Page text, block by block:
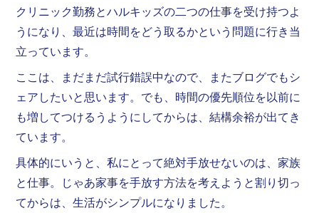
クリニック勤務とハルキッズの二つの仕事を受け持つよ
うになり、最近は時間をどう取るかという問題に行き当
立っています。
ここは、まだまだ試行錯誤中なので、またブログでもシ
ェアしたいと思います。でも、時間の優先順位を以前に
も増してつけるうようにしてからは、結構余裕が出てき
ています。
具体的にいうと、私にとって絶対手放せないのは、家族
と仕事。じゃあ家事を手放す方法を考えようと割り切っ
てからは、生活がシンプルになりました。